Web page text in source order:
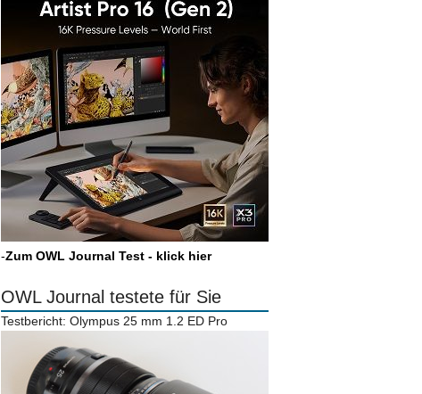
-Zum OWL Journal Test - klick hier
OWL Journal testete für Sie
Testbericht: Olympus 25 mm 1.2 ED Pro